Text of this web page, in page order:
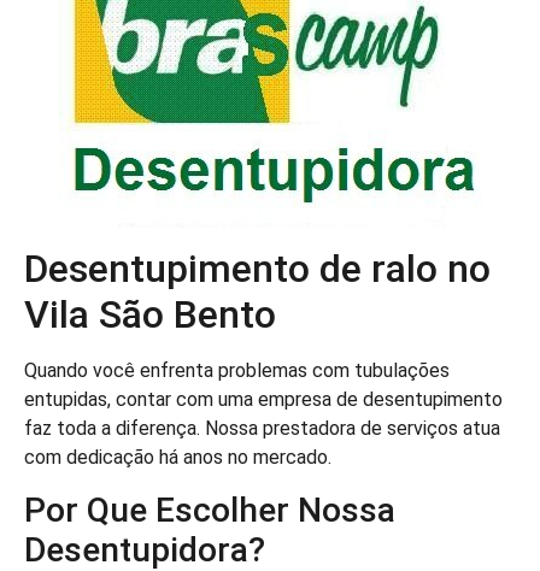
Desentupimento de ralo no
Vila São Bento
Quando você enfrenta problemas com tubulações
entupidas, contar com uma empresa de desentupimento
faz toda a diferença. Nossa prestadora de serviços atua
com dedicação há anos no mercado.
Por Que Escolher Nossa
Desentupidora?